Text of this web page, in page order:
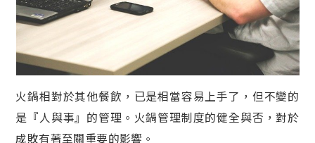
火鍋相對於其他餐飲，已是相當容易上手了，但不變的
是『人與事』的管理。火鍋管理制度的健全與否，對於
成敗有著至關重要的影響。